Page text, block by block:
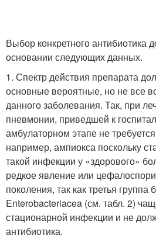
Выбор конкретного антибиотика
основании следующих данных.
1. Спектр действия препарата
основные вероятные, но не все
данного заболевания. Так, при
пневмонии, приведшей к
амбулаторном этапе не
например, ампиокса поскольку
такой инфекции у «здорового»
редкое явление или
поколения, так как третья группа
Enterobacteriacea (см. табл. 2)
стационарной инфекции и не
антибиотика.